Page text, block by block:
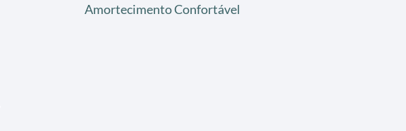
Amortecimento Confortável